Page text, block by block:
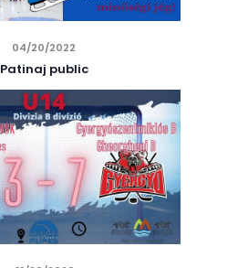
04/20/2022
Patinaj public